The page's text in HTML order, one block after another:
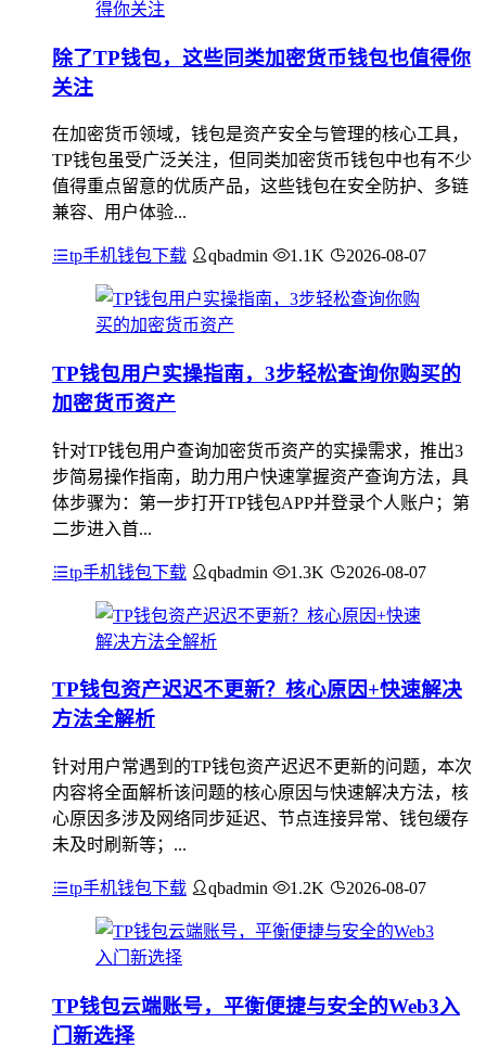
除了TP钱包，这些同类加密货币钱包也值得你
关注
在加密货币领域，钱包是资产安全与管理的核心工具，
TP钱包虽受广泛关注，但同类加密货币钱包中也有不少
值得重点留意的优质产品，这些钱包在安全防护、多链
兼容、用户体验...
tp手机钱包下载 qbadmin 1.1K 2026-08-07
TP钱包用户实操指南，3步轻松查询你购买的
加密货币资产
针对TP钱包用户查询加密货币资产的实操需求，推出3
步简易操作指南，助力用户快速掌握资产查询方法，具
体步骤为：第一步打开TP钱包APP并登录个人账户；第
二步进入首...
tp手机钱包下载 qbadmin 1.3K 2026-08-07
TP钱包资产迟迟不更新？核心原因+快速解决
方法全解析
针对用户常遇到的TP钱包资产迟迟不更新的问题，本次
内容将全面解析该问题的核心原因与快速解决方法，核
心原因多涉及网络同步延迟、节点连接异常、钱包缓存
未及时刷新等；...
tp手机钱包下载 qbadmin 1.2K 2026-08-07
TP钱包云端账号，平衡便捷与安全的Web3入
门新选择